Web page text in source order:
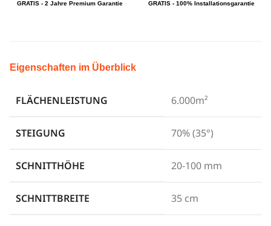
GRATIS - 2 Jahre Premium Garantie GRATIS - 100% Installationsgarantie
Eigenschaften im Überblick
FLÄCHENLEISTUNG 6.000m²
STEIGUNG 70% (35°)
SCHNITTHÖHE 20-100 mm
SCHNITTBREITE 35 cm